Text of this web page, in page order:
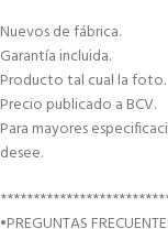
Nuevos de fábrica.
Garantía incluida.
Producto tal cual la foto.
Precio publicado a BCV.
Para mayores
desee.
•PREGUNTAS